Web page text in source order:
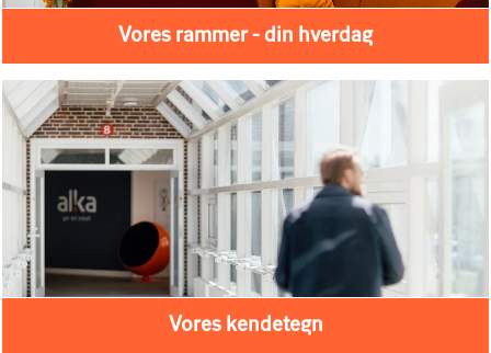
Vores rammer - din hverdag
Vores kendetegn